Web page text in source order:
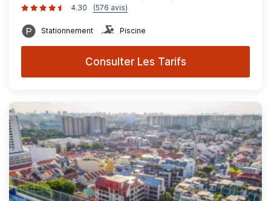
4.30
(576 avis)
Stationnement Piscine
Consulter Les Tarifs